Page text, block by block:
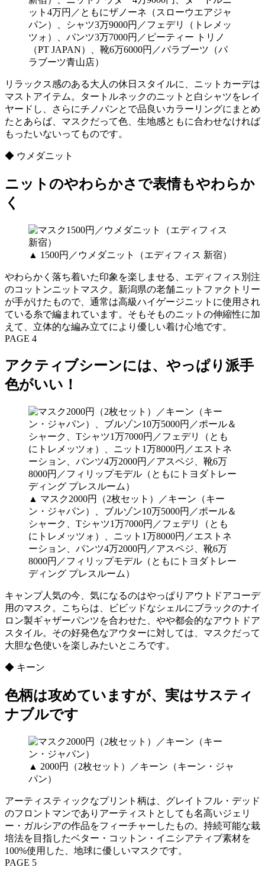
ット4万円／ともにザノーネ（スローウエアジャ
パン）、シャツ3万9000円／フェデリ（トレメッ
ツォ）、パンツ3万7000円／ピーティー トリノ
（PT JAPAN）、靴6万6000円／パラブーツ（パ
ラブーツ青山店）
リラックス感のある大人の休日スタイルに、ニットカーデは
マストアイテム。タートルネックのニットと白シャツをレイ
ヤードし、さらにチノパンとで品良いカラーリングにまとめ
たとあらば、マスクだって色、生地感ともに合わせなければ
もったいないってものです。
◆ ウメダニット
ニットのやわらかさで表情もやわらか
く
▲ 1500円／ウメダニット（エディフィス 新宿）
やわらかく落ち着いた印象を楽しませる、エディフィス別注
のコットンニットマスク。新潟県の老舗ニットファクトリー
が手がけたもので、通常は高級ハイゲージニットに使用され
ている糸で編まれています。そもそものニットの伸縮性に加
えて、立体的な編み立てにより優しい着け心地です。
PAGE 4
アクティブシーンには、やっぱり派手
色がいい！
▲ マスク2000円（2枚セット）／キーン（キー
ン・ジャパン）、ブルゾン10万5000円／ポール＆
シャーク、Tシャツ1万7000円／フェデリ（とも
にトレメッツォ）、ニット1万8000円／エストネ
ーション、パンツ4万2000円／アスペジ、靴6万
8000円／フィリップモデル（ともにトヨダトレー
ディング プレスルーム）
キャンプ人気の今、気になるのはやっぱりアウトドアコーデ
用のマスク。こちらは、ビビッドなシェルにブラックのナイ
ロン製ギャザーパンツを合わせた、やや都会的なアウトドア
スタイル。その好発色なアウターに対しては、マスクだって
大胆な色使いを楽しみたいところです。
◆ キーン
色柄は攻めていますが、実はサスティ
ナブルです
▲ 2000円（2枚セット）／キーン（キーン・ジャ
パン）
アーティスティックなプリント柄は、グレイトフル・デッド
のフロントマンでありアーティストとしても名高いジェリ
ー・ガルシアの作品をフィーチャーしたもの。持続可能な栽
培法を目指したベター・コットン・イニシアティブ素材を
100%使用した、地球に優しいマスクです。
PAGE 5